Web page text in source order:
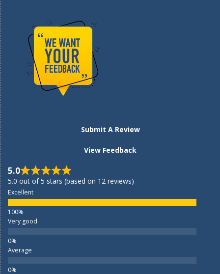
Submit A Review
View Feedback
5.0
5.0 out of 5 stars (based on 12 reviews)
Excellent
Very good
Average